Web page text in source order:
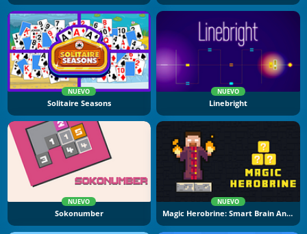
NUEVO
Solitaire Seasons
NUEVO
Linebright
NUEVO
Sokonumber
NUEVO
Magic Herobrine: Smart Brain And Puzzle Quest